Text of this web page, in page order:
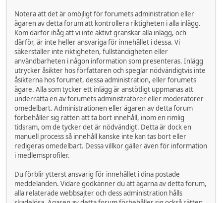
Notera att det är omöjligt för forumets administration eller
ägaren av detta forum att kontrollera riktigheten i alla inlägg.
Kom därför ihåg att vi inte aktivt granskar alla inlägg, och
därför, är inte heller ansvariga för innehållet i dessa. Vi
säkerställer inte riktigheten, fullständigheten eller
användbarheten i någon information som presenteras. Inlägg
utrycker åsikter hos författaren och speglar nödvändigtvis inte
åsikterna hos forumet, dessa administration, eller forumets
ägare. Alla som tycker ett inlägg är anstötligt uppmanas att
underrätta en av forumets administratörer eller moderatorer
omedelbart. Administrationen eller ägaren av detta forum
förbehåller sig rätten att ta bort innehåll, inom en rimlig
tidsram, om de tycker det är nödvändigt. Detta är dock en
manuell process så innehåll kanske inte kan tas bort eller
redigeras omedelbart. Dessa villkor gäller även för information
i medlemsprofiler.
Du förblir ytterst ansvarig för innehållet i dina postade
meddelanden. Vidare godkänner du att ägarna av detta forum,
alla relaterade webbsajter och dess administration hålls